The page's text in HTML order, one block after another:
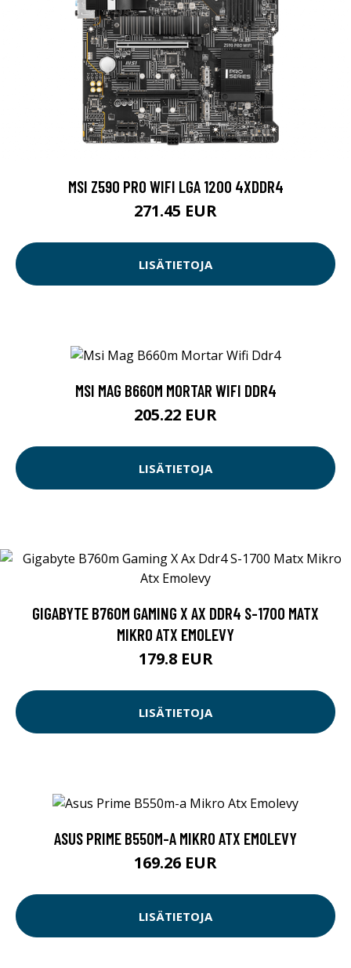
MSI Z590 PRO WIFI LGA 1200 4XDDR4
271.45 EUR
LISÄTIETOJA
MSI MAG B660M MORTAR WIFI DDR4
205.22 EUR
LISÄTIETOJA
GIGABYTE B760M GAMING X AX DDR4 S-1700 MATX
MIKRO ATX EMOLEVY
179.8 EUR
LISÄTIETOJA
ASUS PRIME B550M-A MIKRO ATX EMOLEVY
169.26 EUR
LISÄTIETOJA